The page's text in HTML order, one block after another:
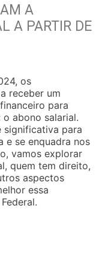
A
A PARTIR DE
os
receber um
para
abono salarial.
significativa para
e se enquadra nos
vamos explorar
quem tem direito,
aspectos
essa